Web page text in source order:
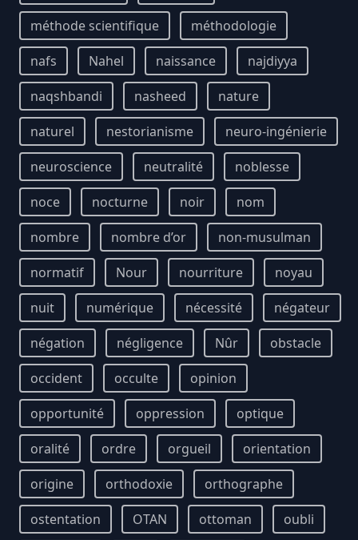
méthode scientifique
méthodologie
nafs
Nahel naissance
najdiyya
naqshbandi
nasheed
nature
naturel
nestorianisme
neuro-ingénierie
neuroscience
neutralité
noblesse
noce
nocturne noir
nom
nombre
nombre d’or
non-musulman
normatif
Nour nourriture
noyau
nuit
numérique nécessité
négateur
négation
négligence Nûr
obstacle
occident
occulte
opinion
opportunité
oppression
optique
oralité
ordre orgueil
orientation
origine
orthodoxie
orthographe
ostentation
OTAN ottoman
oubli